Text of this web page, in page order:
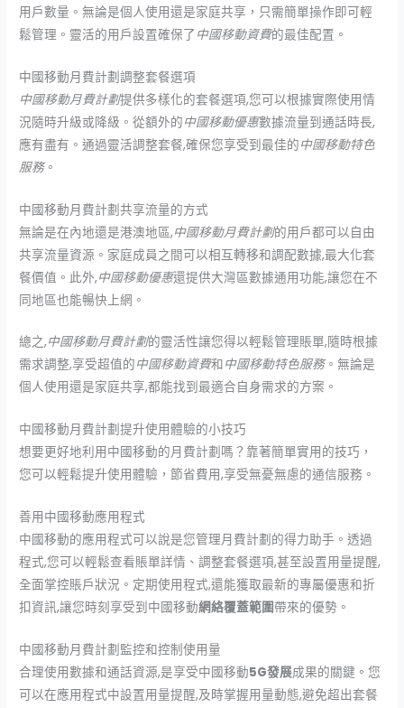
用戶數量。無論是個人使用還是家庭共享，只需簡單操作即可輕
鬆管理。靈活的用戶設置確保了 中國移動資費的最佳配置。
中國移動月費計劃調整套餐選項
中國移動月費計劃提供多樣化的套餐選項,您可以根據實際使用情
況隨時升級或降級。從額外的中國移動優惠數據流量到通話時長,
應有盡有。通過靈活調整套餐,確保您享受到最佳的中國移動特色
服務。
中國移動月費計劃共享流量的方式
無論是在內地還是港澳地區,中國移動月費計劃的用戶都可以自由
共享流量資源。家庭成員之間可以相互轉移和調配數據,最大化套
餐價值。此外,中國移動優惠還提供大灣區數據通用功能,讓您在不
同地區也能暢快上網。
總之,中國移動月費計劃的靈活性讓您得以輕鬆管理賬單,隨時根據
需求調整,享受超值的中國移動資費和中國移動特色服務。無論是
個人使用還是家庭共享,都能找到最適合自身需求的方案。
中國移動月費計劃提升使用體驗的小技巧
想要更好地利用中國移動的月費計劃嗎？靠著簡單實用的技巧，
您可以輕鬆提升使用體驗，節省費用,享受無憂無慮的通信服務。
善用中國移動應用程式
中國移動的應用程式可以說是您管理月費計劃的得力助手。透過
程式,您可以輕鬆查看賬單詳情、調整套餐選項,甚至設置用量提醒,
全面掌控賬戶狀況。定期使用程式,還能獲取最新的專屬優惠和折
扣資訊,讓您時刻享受到中國移動網絡覆蓋範圍帶來的優勢。
中國移動月費計劃監控和控制使用量
合理使用數據和通話資源,是享受中國移動5G發展成果的關鍵。您
可以在應用程式中設置用量提醒,及時掌握用量動態,避免超出套餐